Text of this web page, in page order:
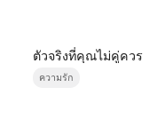
ตัวจริงที่คุณไม่คู่ควร
ความรัก